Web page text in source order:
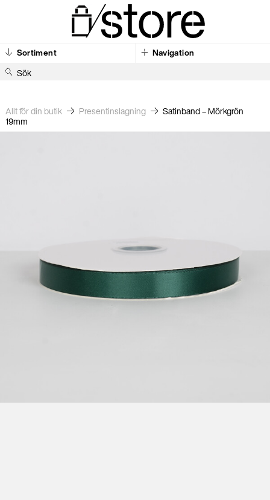
Sortiment Navigation
Sök
Allt för din butik Present­inslagning
Satinband – Mörkgrön
19mm